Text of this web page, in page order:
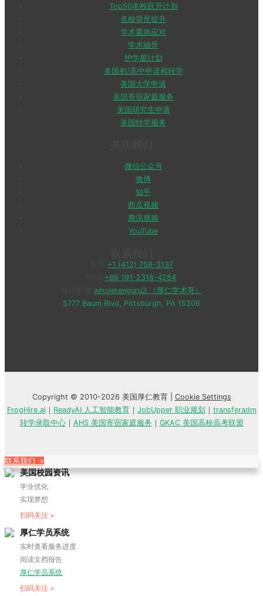
Top50名校跃升计划
名校背景提升
学术紧急应对
学术辅导
护学星计划
美国初/高中申请和转学
美国大学申请
美国寄宿家庭服务
美国研究生申请
美国转学服务
微信公众号
微博
知乎
西瓜视频
腾讯视频
YouTube
+1 (412) 756-3137
+86 191-2318-4284
wholerenguru3 （厚仁学术哥）
5777 Baum Blvd, Pittsburgh, PA 15206
Copyright © 2010-2026 美国厚仁教育 | Cookie Settings
FrogHire.ai｜ ReadyAI 人工智能教育｜ JobUpper 职业规划 ｜ transferadm
转学录取中心｜ AHS 美国寄宿家庭服务 ｜ GKAC 美国高校高考联盟
联系我们 »
美国校园资讯
学业优化
实现梦想
扫码关注 >
厚仁学员系统
实时查看服务进度
阅读文档报告
厚仁学员系统
扫码关注 >